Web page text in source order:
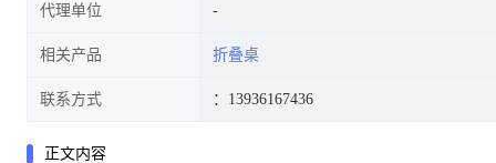
代理单位
相关产品 折叠桌
联系方式 ：13936167436
正文内容